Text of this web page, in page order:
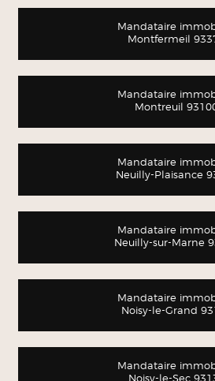
Mandataire
Montfermeil
Mandataire
Montreuil
Mandataire
Neuilly-Plaisance
Mandataire
Neuilly-sur-Marne
Mandataire
Noisy-le-Grand
Mandataire